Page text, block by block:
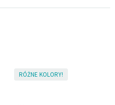
RÓŻNE KOLORY!